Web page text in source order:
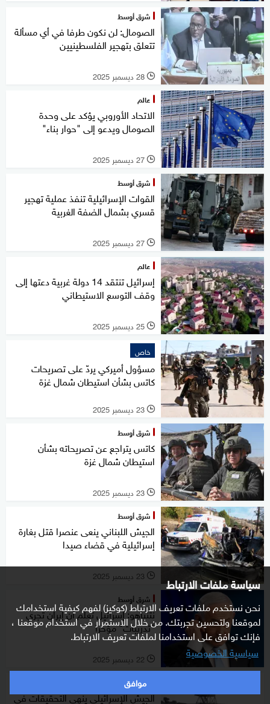
سياسة ملفات الارتباط
نحن نستخدم ملفات تعريف الارتباط (كوكيز) لفهم كيفية استخدامك
لموقعنا ولتحسين تجربتك. من خلال الاستمرار في استخدام موقعنا ،
فإنك توافق على استخدامنا لملفات تعريف الارتباط.
سياسية الخصوصية
موافق
شرق أوسط
الصومال: لن نكون طرفا في أي مسألة
تتعلق بتهجير الفلسطينيين
l 28 ديسمبر 2025
عالم
الاتحاد الأوروبي يؤكد على وحدة
الصومال ويدعو إلى "حوار بناء"
l 27 ديسمبر 2025
شرق أوسط
القوات الإسرائيلية تنفذ عملية تهجير
قسري بشمال الضفة الغربية
l 27 ديسمبر 2025
عالم
إسرائيل تنتقد 14 دولة غربية دعتها إلى
وقف التوسع الاستيطاني
l 25 ديسمبر 2025
خاص
مسؤول أميركي يردّ على تصريحات
كاتس بشأن استيطان شمال غزة
l 23 ديسمبر 2025
شرق أوسط
كاتس يتراجع عن تصريحاته بشأن
استيطان شمال غزة
l 23 ديسمبر 2025
شرق أوسط
الجيش اللبناني ينعى عنصرا قتل بغارة
إسرائيلية في قضاء صيدا
l 23 ديسمبر 2025
شرق أوسط
نتنياهو: إسرائيل تعلم أن إيران تجري
"تدريبات" مؤخرا
l 22 ديسمبر 2025
شرق أوسط
الجيش الإسرائيلي ينهي التحقيقات في